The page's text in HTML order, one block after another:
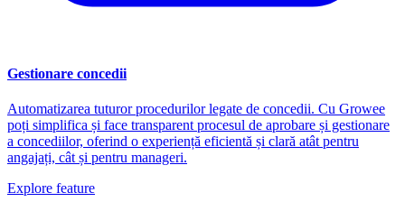
Gestionare concedii
Automatizarea tuturor procedurilor legate de concedii. Cu Growee
poți simplifica și face transparent procesul de aprobare și gestionare
a concediilor, oferind o experiență eficientă și clară atât pentru
angajați, cât și pentru manageri.
Explore feature